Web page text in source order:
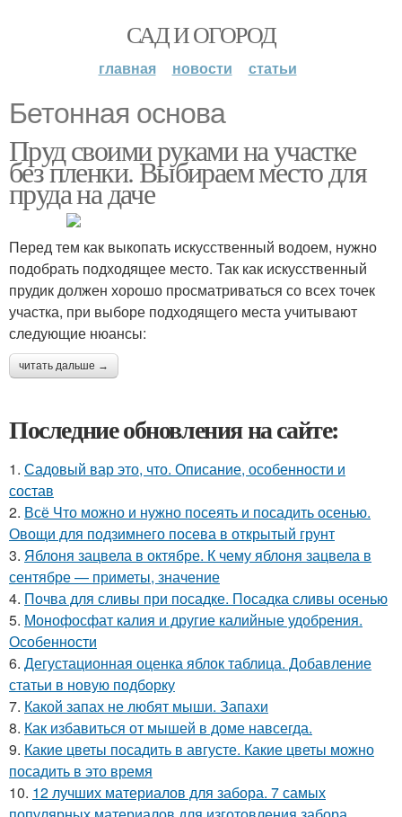
САД И ОГОРОД
главная новости статьи
Бетонная основа
Пруд своими руками на участке
без пленки. Выбираем место для
пруда на даче
Перед тем как выкопать искусственный водоем, нужно
подобрать подходящее место. Так как искусственный
прудик должен хорошо просматриваться со всех точек
участка, при выборе подходящего места учитывают
следующие нюансы:
читать дальше →
Последние обновления на сайте:
1. Садовый вар это, что. Описание, особенности и
состав
2. Всё Что можно и нужно посеять и посадить осенью.
Овощи для подзимнего посева в открытый грунт
3. Яблоня зацвела в октябре. К чему яблоня зацвела в
сентябре — приметы, значение
4. Почва для сливы при посадке. Посадка сливы осенью
5. Монофосфат калия и другие калийные удобрения.
Особенности
6. Дегустационная оценка яблок таблица. Добавление
статьи в новую подборку
7. Какой запах не любят мыши. Запахи
8. Как избавиться от мышей в доме навсегда.
9. Какие цветы посадить в августе. Какие цветы можно
посадить в это время
10. 12 лучших материалов для забора. 7 самых